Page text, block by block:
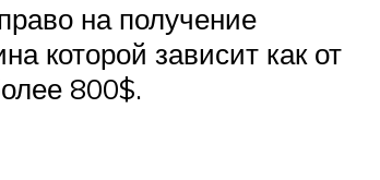
на получение
которой зависит как от
800$.